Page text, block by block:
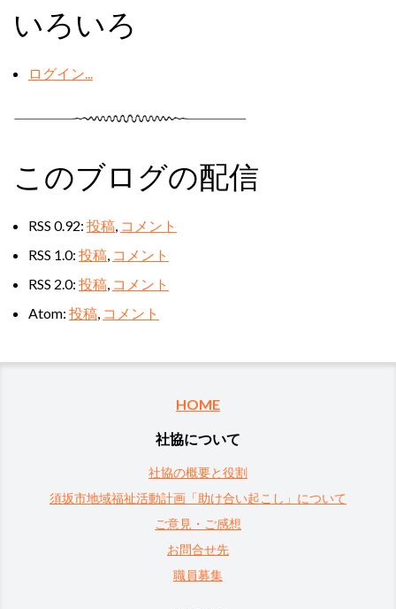
いろいろ
ログイン...
このブログの配信
RSS 0.92: 投稿 コメント
RSS 1.0: 投稿 コメント
RSS 2.0: 投稿 コメント
Atom: 投稿 コメント
HOME
社協について
社協の概要と役割
須坂市地域福祉活動計画「助け合い起こし」について
ご意見・ご感想
お問合せ先
職員募集